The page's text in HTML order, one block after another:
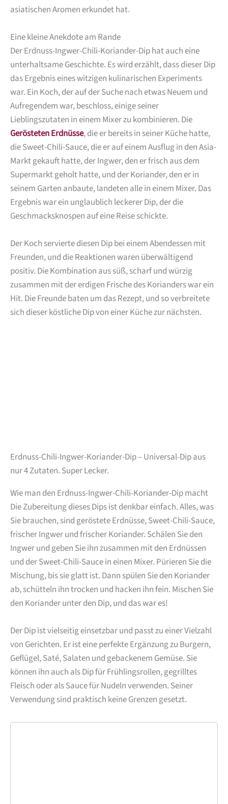
asiatischen Aromen erkundet hat.
Eine kleine Anekdote am Rande
Der Erdnuss-Ingwer-Chili-Koriander-Dip hat auch eine
unterhaltsame Geschichte. Es wird erzählt, dass dieser Dip
das Ergebnis eines witzigen kulinarischen Experiments
war. Ein Koch, der auf der Suche nach etwas Neuem und
Aufregendem war, beschloss, einige seiner
Lieblingszutaten in einem Mixer zu kombinieren. Die
Gerösteten Erdnüsse, die er bereits in seiner Küche hatte,
die Sweet-Chili-Sauce, die er auf einem Ausflug in den Asia-
Markt gekauft hatte, der Ingwer, den er frisch aus dem
Supermarkt geholt hatte, und der Koriander, den er in
seinem Garten anbaute, landeten alle in einem Mixer. Das
Ergebnis war ein unglaublich leckerer Dip, der die
Geschmacksknospen auf eine Reise schickte.
Der Koch servierte diesen Dip bei einem Abendessen mit
Freunden, und die Reaktionen waren überwältigend
positiv. Die Kombination aus süß, scharf und würzig
zusammen mit der erdigen Frische des Korianders war ein
Hit. Die Freunde baten um das Rezept, und so verbreitete
sich dieser köstliche Dip von einer Küche zur nächsten.
Erdnuss-Chili-Ingwer-Koriander-Dip – Universal-Dip aus
nur 4 Zutaten. Super Lecker.
Wie man den Erdnuss-Ingwer-Chili-Koriander-Dip macht
Die Zubereitung dieses Dips ist denkbar einfach. Alles, was
Sie brauchen, sind geröstete Erdnüsse, Sweet-Chili-Sauce,
frischer Ingwer und frischer Koriander. Schälen Sie den
Ingwer und geben Sie ihn zusammen mit den Erdnüssen
und der Sweet-Chili-Sauce in einen Mixer. Pürieren Sie die
Mischung, bis sie glatt ist. Dann spülen Sie den Koriander
ab, schütteln ihn trocken und hacken ihn fein. Mischen Sie
den Koriander unter den Dip, und das war es!
Der Dip ist vielseitig einsetzbar und passt zu einer Vielzahl
von Gerichten. Er ist eine perfekte Ergänzung zu Burgern,
Geflügel, Saté, Salaten und gebackenem Gemüse. Sie
können ihn auch als Dip für Frühlingsrollen, gegrilltes
Fleisch oder als Sauce für Nudeln verwenden. Seiner
Verwendung sind praktisch keine Grenzen gesetzt.